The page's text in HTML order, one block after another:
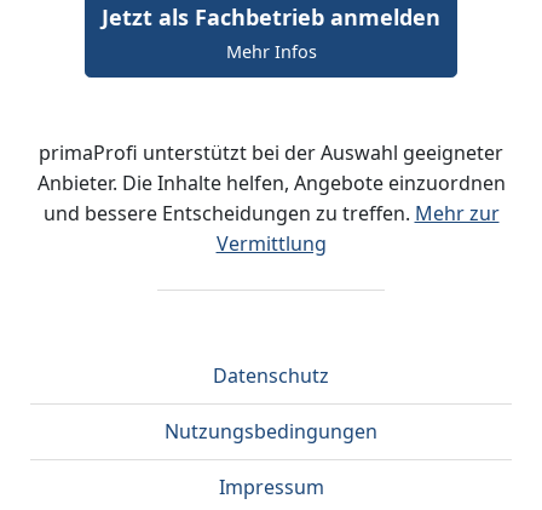
Jetzt als Fachbetrieb anmelden
Mehr Infos
primaProfi unterstützt bei der Auswahl geeigneter
Anbieter. Die Inhalte helfen, Angebote einzuordnen
und bessere Entscheidungen zu treffen. Mehr zur
Vermittlung
Datenschutz
Nutzungsbedingungen
Impressum